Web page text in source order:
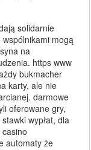
solidarnie
mogą
na
https www
bukmacher
karty, ale nie
darmowe
oferowane gry,
wypłat, dla
automaty że